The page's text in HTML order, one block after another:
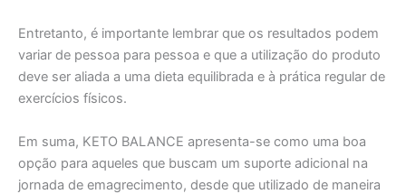
Entretanto, é importante lembrar que os resultados podem
variar de pessoa para pessoa e que a utilização do produto
deve ser aliada a uma dieta equilibrada e à prática regular de
exercícios físicos.
Em suma, KETO BALANCE apresenta-se como uma boa
opção para aqueles que buscam um suporte adicional na
jornada de emagrecimento, desde que utilizado de maneira